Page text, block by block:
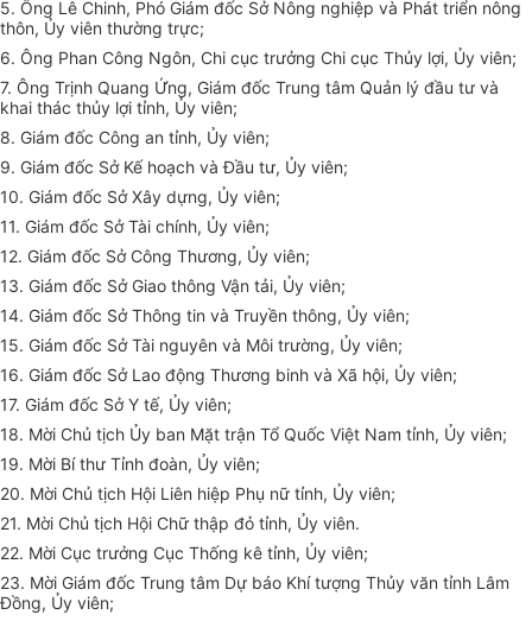
5. Ông Lê Chinh, Phó Giám đốc Sở Nông nghiệp và Phát triển nông
thôn, Ủy viên thường trực;
6. Ông Phan Công Ngôn, Chi cục trưởng Chi cục Thủy lợi, Ủy viên;
7. Ông Trịnh Quang Ứng, Giám đốc Trung tâm Quản lý đầu tư và
khai thác thủy lợi tỉnh, Ủy viên;
8. Giám đốc Công an tỉnh, Ủy viên;
9. Giám đốc Sở Kế hoạch và Đầu tư, Ủy viên;
10. Giám đốc Sở Xây dựng, Ủy viên;
11. Giám đốc Sở Tài chính, Ủy viên;
12. Giám đốc Sở Công Thương, Ủy viên;
13. Giám đốc Sở Giao thông Vận tải, Ủy viên;
14. Giám đốc Sở Thông tin và Truyền thông, Ủy viên;
15. Giám đốc Sở Tài nguyên và Môi trường, Ủy viên;
16. Giám đốc Sở Lao động Thương binh và Xã hội, Ủy viên;
17. Giám đốc Sở Y tế, Ủy viên;
18. Mời Chủ tịch Ủy ban Mặt trận Tổ Quốc Việt Nam tỉnh, Ủy viên;
19. Mời Bí thư Tỉnh đoàn, Ủy viên;
20. Mời Chủ tịch Hội Liên hiệp Phụ nữ tỉnh, Ủy viên;
21. Mời Chủ tịch Hội Chữ thập đỏ tỉnh, Ủy viên.
22. Mời Cục trưởng Cục Thống kê tỉnh, Ủy viên;
23. Mời Giám đốc Trung tâm Dự báo Khí tượng Thủy văn tỉnh Lâm
Đồng, Ủy viên;